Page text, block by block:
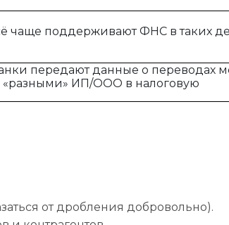
чаще поддерживают ФНС в таких
данные о переводах
«разными» ИП/ООО в налоговую
от дробления добровольно).